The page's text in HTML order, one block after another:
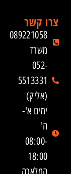
צרו קשר
089221058
משרד
052-
5513331
(אליק)
ימים א'-
ה'
08:00-
18:00
המלאכה